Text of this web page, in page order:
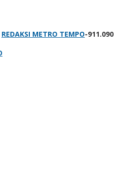
REDAKSI METRO TEMPO-911.090